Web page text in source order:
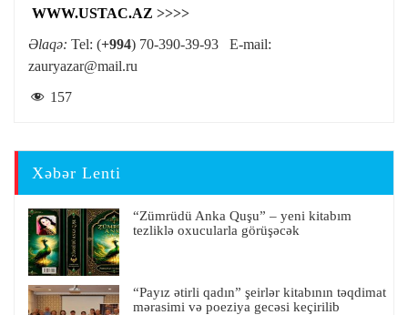
WWW.USTAC.AZ >>>>
Əlaqə: Tel: (+994) 70-390-39-93 E-mail:
zauryazar@mail.ru
157
Xəbər Lenti
“Zümrüdü Anka Quşu” – yeni kitabım
tezliklə oxucularla görüşəcək
“Payız ətirli qadın” şeirlər kitabının təqdimat
mərasimi və poeziya gecəsi keçirilib